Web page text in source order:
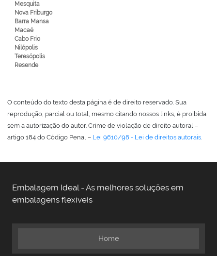
Mesquita
Nova Friburgo
Barra Mansa
Macaé
Cabo Frio
Nilópolis
Teresópolis
Resende
O conteúdo do texto desta página é de direito reservado. Sua
reprodução, parcial ou total, mesmo citando nossos links, é proibida
sem a autorização do autor. Crime de violação de direito autoral –
artigo 184 do Código Penal – Lei 9610/98 - Lei de direitos autorais.
Embalagem Ideal - As melhores soluções em
embalagens flexíveis
Home